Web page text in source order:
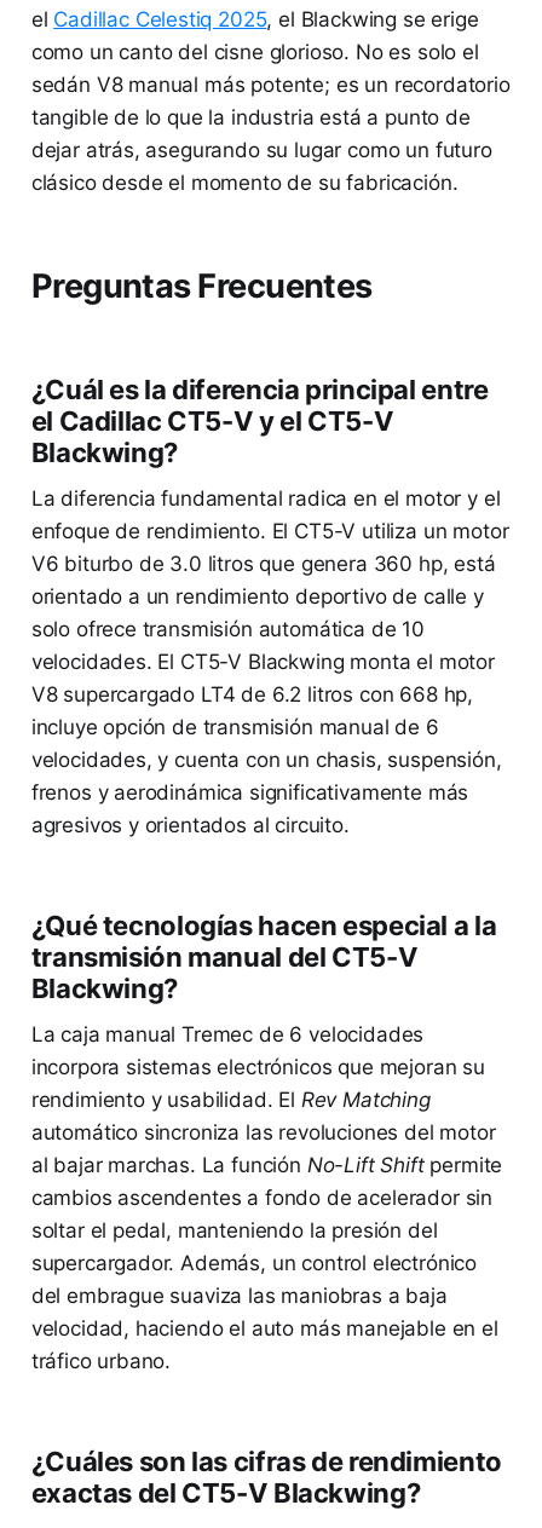
el Cadillac Celestiq 2025, el Blackwing se erige
como un canto del cisne glorioso. No es solo el
sedán V8 manual más potente; es un recordatorio
tangible de lo que la industria está a punto de
dejar atrás, asegurando su lugar como un futuro
clásico desde el momento de su fabricación.
Preguntas Frecuentes
¿Cuál es la diferencia principal entre
el Cadillac CT5-V y el CT5-V
Blackwing?
La diferencia fundamental radica en el motor y el
enfoque de rendimiento. El CT5-V utiliza un motor
V6 biturbo de 3.0 litros que genera 360 hp, está
orientado a un rendimiento deportivo de calle y
solo ofrece transmisión automática de 10
velocidades. El CT5-V Blackwing monta el motor
V8 supercargado LT4 de 6.2 litros con 668 hp,
incluye opción de transmisión manual de 6
velocidades, y cuenta con un chasis, suspensión,
frenos y aerodinámica significativamente más
agresivos y orientados al circuito.
¿Qué tecnologías hacen especial a la
transmisión manual del CT5-V
Blackwing?
La caja manual Tremec de 6 velocidades
incorpora sistemas electrónicos que mejoran su
rendimiento y usabilidad. El Rev Matching
automático sincroniza las revoluciones del motor
al bajar marchas. La función No-Lift Shiftpermite
cambios ascendentes a fondo de acelerador sin
soltar el pedal, manteniendo la presión del
supercargador. Además, un control electrónico
del embrague suaviza las maniobras a baja
velocidad, haciendo el auto más manejable en el
tráfico urbano.
¿Cuáles son las cifras de rendimiento
exactas del CT5-V Blackwing?